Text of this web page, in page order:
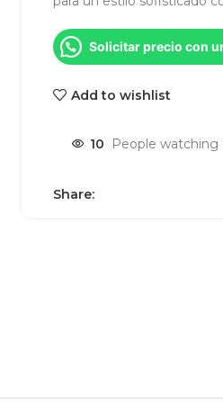
Solicitar precio con
Add to wishlist
10 People
Share: